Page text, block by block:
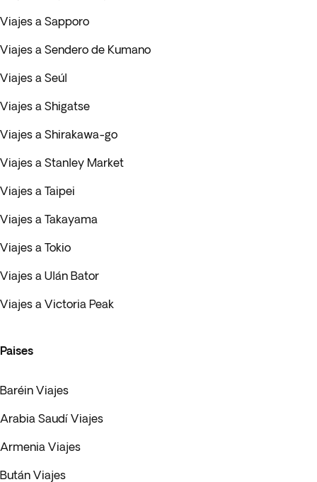
Viajes a Sapporo
Viajes a Sendero de Kumano
Viajes a Seúl
Viajes a Shigatse
Viajes a Shirakawa-go
Viajes a Stanley Market
Viajes a Taipei
Viajes a Takayama
Viajes a Tokio
Viajes a Ulán Bator
Viajes a Victoria Peak
Paises
Baréin Viajes
Arabia Saudí Viajes
Armenia Viajes
Bután Viajes